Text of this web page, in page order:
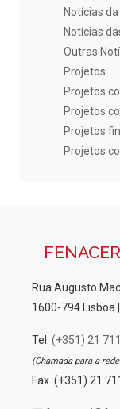
Notícias
Notícias
Outras
Projetos
Projetos
Projetos
Projetos
Projetos
Rua Augusto
1600-794 Lisboa
Tel. (+351) 21
(Chamada para a
Fax. (+351) 21